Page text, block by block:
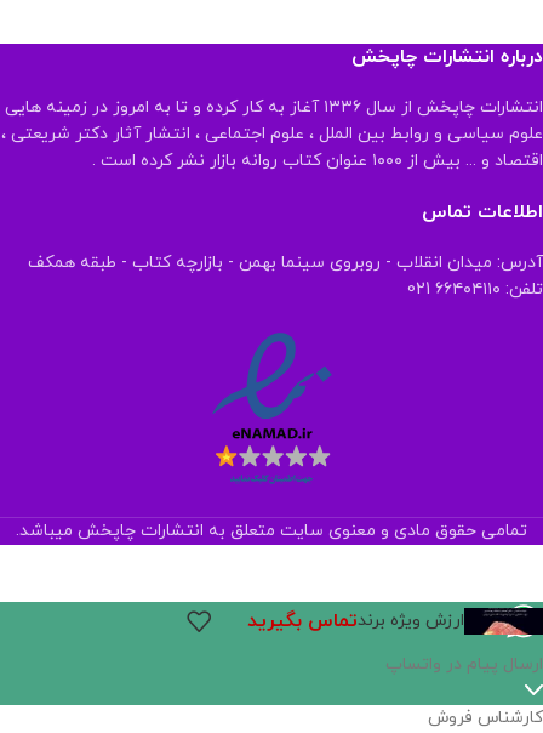
درباره انتشارات چاپخش
انتشارات چاپخش از سال ۱۳۳۶ آغاز به کار کرده و تا به امروز در زمینه هایی
علوم سیاسی و روابط بین الملل ، علوم اجتماعی ، انتشار آثار دکتر شریعتی ،
اقتصاد و ... بیش از ۱۰۰۰ عنوان کتاب روانه بازار نشر کرده است .
اطلاعات تماس
آدرس: میدان انقلاب - روبروی سینما بهمن - بازارچه کتاب - طبقه همکف
تلفن: ۶۶۴۰۴۱۱۰ 021
تمامی حقوق مادی و معنوی سایت متعلق به انتشارات چاپخش میباشد.
ارزش ویژه برندتماس بگیرید